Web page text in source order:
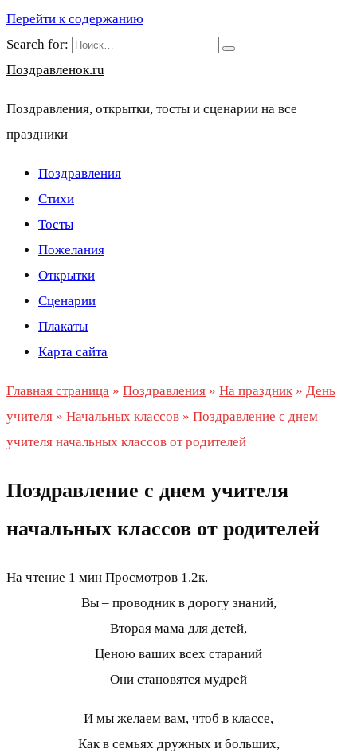
Перейти к содержанию
Search for:
Поздравленок.ru
Поздравления, открытки, тосты и сценарии на все
праздники
Поздравления
Стихи
Тосты
Пожелания
Открытки
Сценарии
Плакаты
Карта сайта
Главная страница » Поздравления » На праздник » День
учителя » Начальных классов » Поздравление с днем
учителя начальных классов от родителей
Поздравление с днем учителя
начальных классов от родителей
На чтение 1 мин Просмотров 1.2к.
Вы – проводник в дорогу знаний,
Вторая мама для детей,
Ценою ваших всех стараний
Они становятся мудрей
И мы желаем вам, чтоб в классе,
Как в семьях дружных и больших,